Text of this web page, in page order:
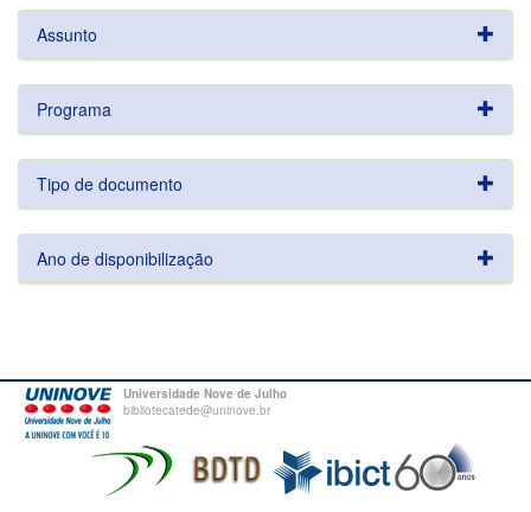
Assunto
Programa
Tipo de documento
Ano de disponibilização
Universidade Nove de Julho
bibliotecatede@uninove.br